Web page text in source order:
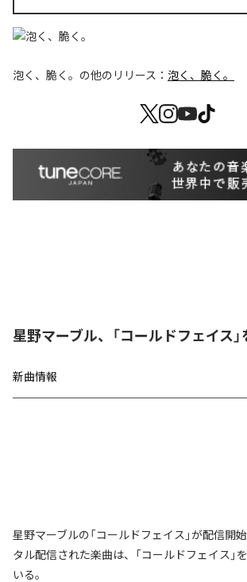
泡く、脆く。 の他のリリース： 泡く、脆く。
星野マーブル、「コールドフェイス
新曲情報
星野マーブルの「コールドフェイス」が配信開
タル配信された楽曲は、「コールドフェイス」
いる。